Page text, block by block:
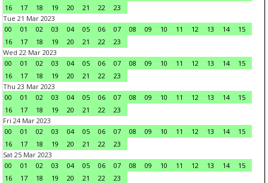
16
17 18 19 20 21 22
23
Tue 21 Mar 2023
00
01 02 03 04 05 06 07 08 09 10 11 12 13 14
15
16
17 18 19 20 21 22
23
Wed 22 Mar 2023
00
01 02 03 04 05 06 07 08 09 10 11 12 13 14
15
16
17 18 19 20 21 22
23
Thu 23 Mar 2023
00
01 02 03 04 05 06 07 08 09 10 11 12 13 14
15
16
17 18 19 20 21 22
23
Fri 24 Mar 2023
00
01 02 03 04 05 06 07 08 09 10 11 12 13 14
15
16
17 18 19 20 21 22
23
Sat 25 Mar 2023
00
01 02 03 04 05 06 07 08 09 10 11 12 13 14
15
16
17 18 19 20 21 22
23